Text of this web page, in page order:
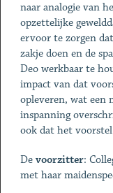
naar analogie van
opzettelijke
ervoor te zorgen
zakje doen en de
Deo werkbaar te
impact van dat
opleveren, wat een
inspanning
ook dat het
De voorzitter:
met haar